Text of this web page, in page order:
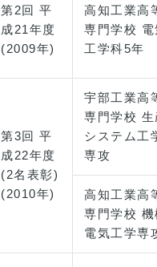
第2回 平
成21年度
(2009年)
高知工業高
専門学校 電
工学科5年
第3回 平
成22年度
(2名表彰)
(2010年)
宇部工業高
専門学校 生
システム工
専攻
高知工業高
専門学校 機
電気工学専